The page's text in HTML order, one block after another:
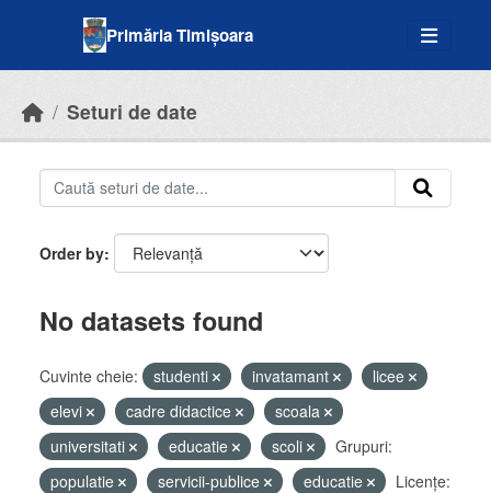
Primăria Timișoara
Seturi de date
Order by
No datasets found
Cuvinte cheie: studenti invatamant
licee
elevi
cadre didactice
scoala
universitati
educatie scoli
Grupuri:
populatie
servicii-publice educatie
Licenţe: